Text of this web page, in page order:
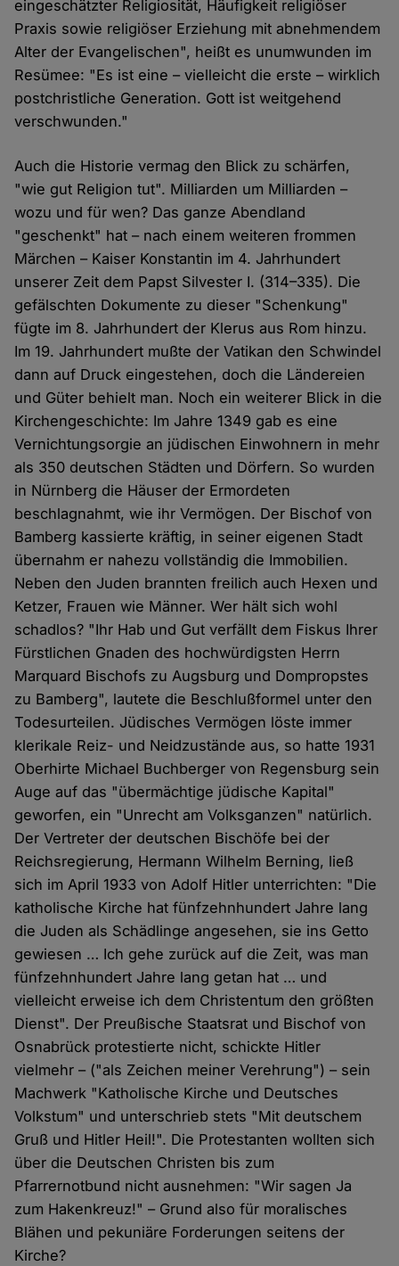
eingeschätzter Religiosität, Häufigkeit religiöser
Praxis sowie religiöser Erziehung mit abnehmendem
Alter der Evangelischen", heißt es unumwunden im
Resümee: "Es ist eine – vielleicht die erste – wirklich
postchristliche Generation. Gott ist weitgehend
verschwunden."
Auch die Historie vermag den Blick zu schärfen,
"wie gut Religion tut". Milliarden um Milliarden –
wozu und für wen? Das ganze Abendland
"geschenkt" hat – nach einem weiteren frommen
Märchen – Kaiser Konstantin im 4. Jahrhundert
unserer Zeit dem Papst Silvester I. (314–335). Die
gefälschten Dokumente zu dieser "Schenkung"
fügte im 8. Jahrhundert der Klerus aus Rom hinzu.
Im 19. Jahrhundert mußte der Vatikan den Schwindel
dann auf Druck eingestehen, doch die Ländereien
und Güter behielt man. Noch ein weiterer Blick in die
Kirchengeschichte: Im Jahre 1349 gab es eine
Vernichtungsorgie an jüdischen Einwohnern in mehr
als 350 deutschen Städten und Dörfern. So wurden
in Nürnberg die Häuser der Ermordeten
beschlagnahmt, wie ihr Vermögen. Der Bischof von
Bamberg kassierte kräftig, in seiner eigenen Stadt
übernahm er nahezu vollständig die Immobilien.
Neben den Juden brannten freilich auch Hexen und
Ketzer, Frauen wie Männer. Wer hält sich wohl
schadlos? "Ihr Hab und Gut verfällt dem Fiskus Ihrer
Fürstlichen Gnaden des hochwürdigsten Herrn
Marquard Bischofs zu Augsburg und Dompropstes
zu Bamberg", lautete die Beschlußformel unter den
Todesurteilen. Jüdisches Vermögen löste immer
klerikale Reiz- und Neidzustände aus, so hatte 1931
Oberhirte Michael Buchberger von Regensburg sein
Auge auf das "übermächtige jüdische Kapital"
geworfen, ein "Unrecht am Volksganzen" natürlich.
Der Vertreter der deutschen Bischöfe bei der
Reichsregierung, Hermann Wilhelm Berning, ließ
sich im April 1933 von Adolf Hitler unterrichten: "Die
katholische Kirche hat fünfzehnhundert Jahre lang
die Juden als Schädlinge angesehen, sie ins Getto
gewiesen … Ich gehe zurück auf die Zeit, was man
fünfzehnhundert Jahre lang getan hat … und
vielleicht erweise ich dem Christentum den größten
Dienst". Der Preußische Staatsrat und Bischof von
Osnabrück protestierte nicht, schickte Hitler
vielmehr – ("als Zeichen meiner Verehrung") – sein
Machwerk "Katholische Kirche und Deutsches
Volkstum" und unterschrieb stets "Mit deutschem
Gruß und Hitler Heil!". Die Protestanten wollten sich
über die Deutschen Christen bis zum
Pfarrernotbund nicht ausnehmen: "Wir sagen Ja
zum Hakenkreuz!" – Grund also für moralisches
Blähen und pekuniäre Forderungen seitens der
Kirche?